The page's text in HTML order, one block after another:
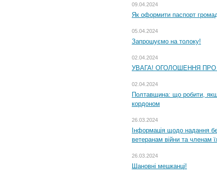
09.04.2024
Як оформити паспорт
05.04.2024
Запрошуємо на толоку!
02.04.2024
УВАГА! ОГОЛОШЕННЯ
02.04.2024
Полтавщина: що робити,
кордоном
26.03.2024
Інформація щодо надання
ветеранам війни та членам
26.03.2024
Шановні мешканці!